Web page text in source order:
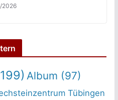
2026
Album (97)
Tübingen